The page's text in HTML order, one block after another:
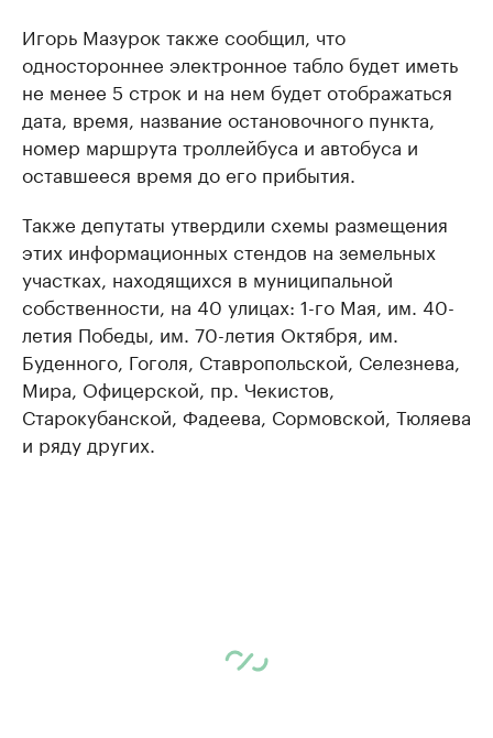
Игорь Мазурок также сообщил, что
одностороннее электронное табло будет иметь
не менее 5 строк и на нем будет отображаться
дата, время, название остановочного пункта,
номер маршрута троллейбуса и автобуса и
оставшееся время до его прибытия.
Также депутаты утвердили схемы размещения
этих информационных стендов на земельных
участках, находящихся в муниципальной
собственности, на 40 улицах: 1-го Мая, им. 40-
летия Победы, им. 70-летия Октября, им.
Буденного, Гоголя, Ставропольской, Селезнева,
Мира, Офицерской, пр. Чекистов,
Старокубанской, Фадеева, Сормовской, Тюляева
и ряду других.